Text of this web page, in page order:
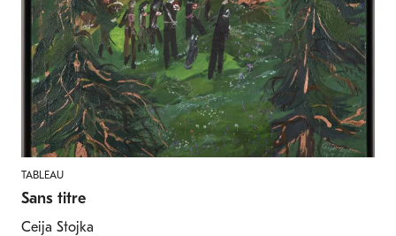
TABLEAU
Sans titre
Ceija Stojka